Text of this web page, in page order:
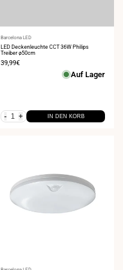
Anbieter:
Barcelona LED
LED Deckenleuchte CCT 36W Philips
Treiber ø50cm
Verkaufspreis
39,99€
Auf Lager
- + IN DEN KORB